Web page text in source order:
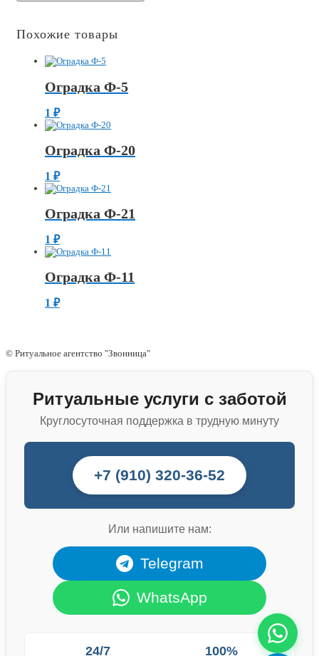
Похожие товары
Оградка Ф-5
1 ₽
Оградка Ф-20
1 ₽
Оградка Ф-21
1 ₽
Оградка Ф-11
1 ₽
© Ритуальное агентство "Звонница"
Ритуальные услуги с заботой
Круглосуточная поддержка в трудную минуту
+7 (910) 320-36-52
Или напишите нам:
Telegram
WhatsApp
24/7 100%